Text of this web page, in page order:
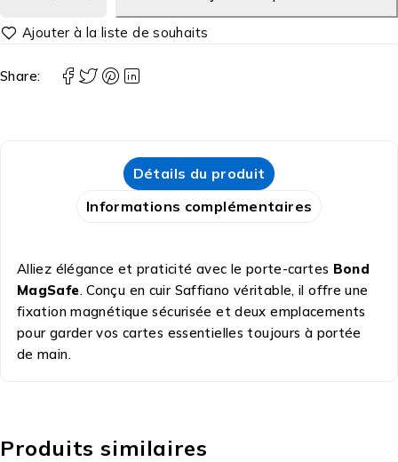
Share:
Détails du produit
Informations complémentaires
Alliez élégance et praticité avec le porte-cartes Bond
MagSafe. Conçu en cuir Saffiano véritable, il offre une
fixation magnétique sécurisée et deux emplacements
pour garder vos cartes essentielles toujours à portée
de main.
Produits similaires